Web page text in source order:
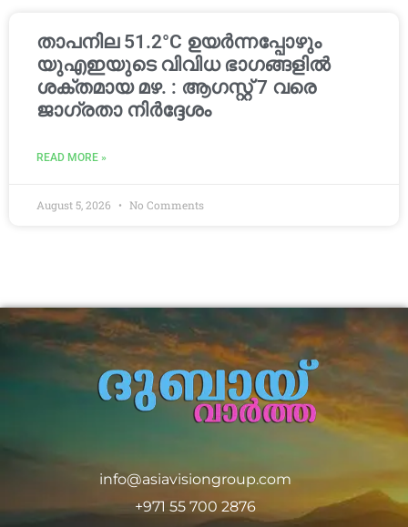
താപനില 51.2°C ഉയർന്നപ്പോഴും
യുഎഇയുടെ വിവിധ ഭാഗങ്ങളിൽ
ശക്തമായ മഴ. : ആഗസ്റ്റ് 7 വരെ
ജാഗ്രതാ നിർദ്ദേശം
READ MORE »
August 5, 2026 No Comments
info@asiavisiongroup.com
+971 55 700 2876